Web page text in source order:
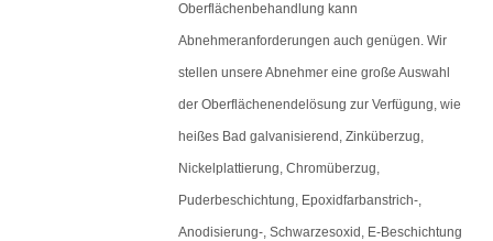
Oberflächenbehandlung kann
Abnehmeranforderungen auch genügen. Wir
stellen unsere Abnehmer eine große Auswahl
der Oberflächenendelösung zur Verfügung, wie
heißes Bad galvanisierend, Zinküberzug,
Nickelplattierung, Chromüberzug,
Puderbeschichtung, Epoxidfarbanstrich-,
Anodisierung-, Schwarzesoxid, E-Beschichtung